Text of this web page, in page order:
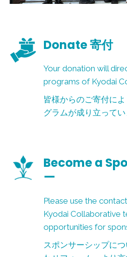
Donate 寄付
Your donation will
programs of Kyodai
皆様からのご寄付に
グラムが成り立ってい
Become a
ー
Please use the
Kyodai Collaborative
opportunities for
スポンサーシップに